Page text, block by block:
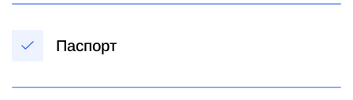
Паспорт